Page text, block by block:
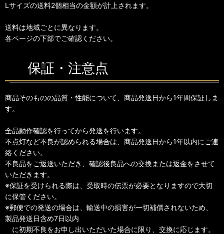
Lサイズの送料2個相当の金額が計上されます。
送料は地域ごとに異なります。
各ページの下部でご確認ください。
保証・注意点
商品そのものの品質・性能について、商品発送日から1年間保証しま
す。
全品動作確認を行ってから発送を行います。
不点灯など不良が認められる場合は、商品発送日から1年以内にご連
絡ください。
不良品をご返送いただき、確認後良品への交換または返金をさせて
いただきます。
※保証を受けられる際は、受取時の伝票が必要となりますので大切
に保管ください。
※郵便での発送の場合は、輸送中の損害が一切補償されないため、
製品発送日含め7日以内
に初期不良をお申し出いただいた場合に限り、交換に応じます。